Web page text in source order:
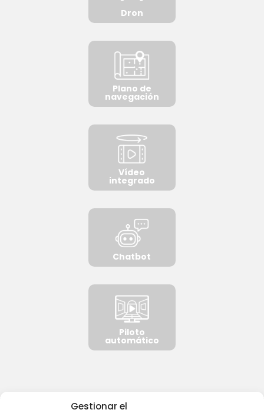
Gestionar el
Dron
Plano de
navegación
Vídeo
integrado
Chatbot
Piloto
automático